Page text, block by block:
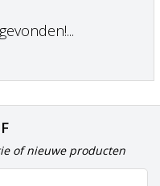
of nieuwe producten